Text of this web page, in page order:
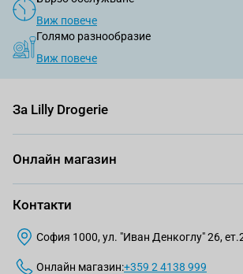
Виж повече
Голямо разнообразие
Виж повече
За Lilly Drogerie
Онлайн магазин
Контакти
София 1000, ул. "Иван Денкоглу" 26,
Онлайн магазин:+359 2 4138 999